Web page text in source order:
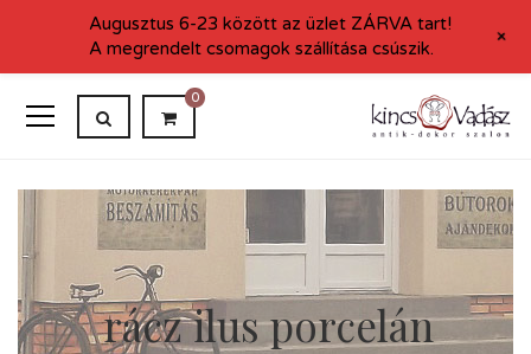
0
rácz ilus porcelán
Augusztus 6-23 között az üzlet ZÁRVA tart!
A megrendelt csomagok szállítása csúszik.
+